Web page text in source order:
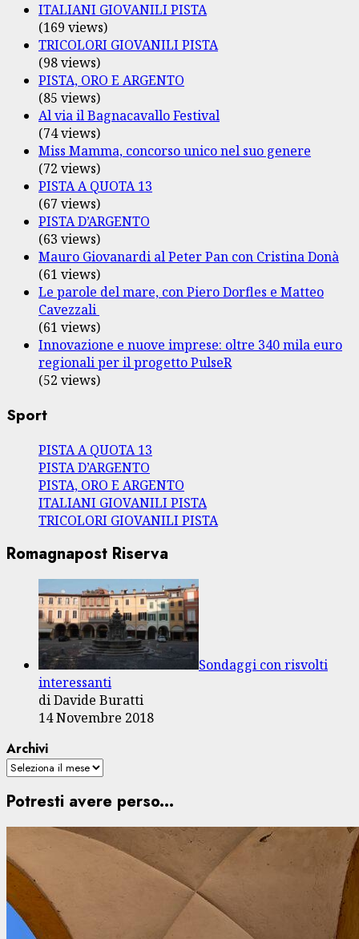
ITALIANI GIOVANILI PISTA
(169 views)
TRICOLORI GIOVANILI PISTA
(98 views)
PISTA, ORO E ARGENTO
(85 views)
Al via il Bagnacavallo Festival
(74 views)
Miss Mamma, concorso unico nel suo genere
(72 views)
PISTA A QUOTA 13
(67 views)
PISTA D’ARGENTO
(63 views)
Mauro Giovanardi al Peter Pan con Cristina Donà
(61 views)
Le parole del mare, con Piero Dorfles e Matteo
Cavezzali
(61 views)
Innovazione e nuove imprese: oltre 340 mila euro
regionali per il progetto PulseR
(52 views)
Sport
PISTA A QUOTA 13
PISTA D’ARGENTO
PISTA, ORO E ARGENTO
ITALIANI GIOVANILI PISTA
TRICOLORI GIOVANILI PISTA
Romagnapost Riserva
Sondaggi con risvolti
interessanti
di Davide Buratti
14 Novembre 2018
Archivi
Potresti avere perso...